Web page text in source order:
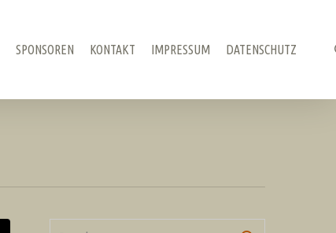
SPONSOREN KONTAKT IMPRESSUM DATENSCHUTZ